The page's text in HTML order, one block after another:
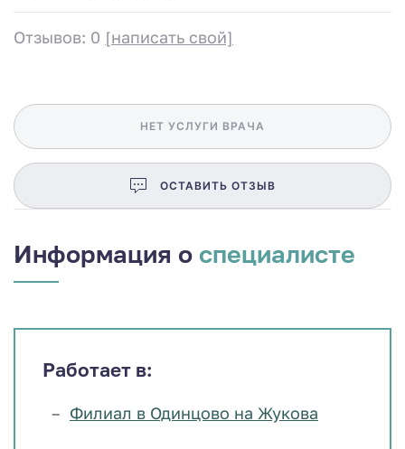
Отзывов: 0 [написать свой]
НЕТ УСЛУГИ ВРАЧА
ОСТАВИТЬ ОТЗЫВ
Информация о специалисте
Работает в:
Филиал в Одинцово на Жукова